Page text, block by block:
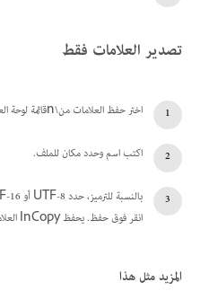
تصدير العلامات فقط
اختر حفظ العلامات من\nقائمة لوحة العلامات.
اكتب اسم وحدد مكان للملف.
انقر فوق حفظ. يحفظ InCopy العلامات\nكملف XML."]} ```
المزيد مثل هذا